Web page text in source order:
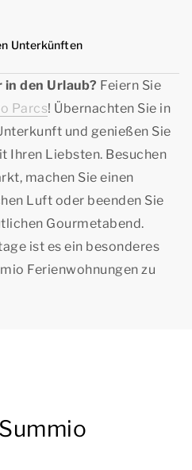
Unterkünften
in den Urlaub? Feiern Sie
Parcs! Übernachten Sie in
und genießen Sie
Ihren Liebsten. Besuchen
machen Sie einen
Luft oder beenden Sie
Gourmetabend.
ist es ein besonderes
Ferienwohnungen zu